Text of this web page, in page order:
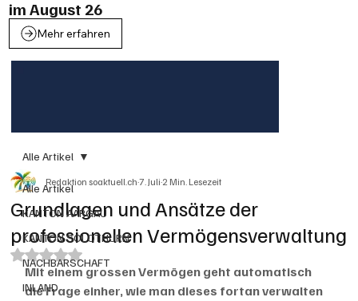
im August 26
Mehr erfahren
Alle Artikel
KANTON AARGAU
KANTON SOLOTHURN
NACHBARSCHAFT
INLAND
Alle Artikel
Grundlagen und Ansätze der
professionellen Vermögensverwaltung
Redaktion soaktuell.ch7. Juli2 Min. Lesezeit
Mit NaN von 5 Sternen bewertet.
Mit einem grossen Vermögen geht automatisch
die Frage einher, wie man dieses fortan verwalten